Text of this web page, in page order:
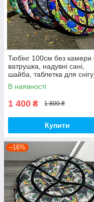
Тюбінг 100см без камери
ватрушка, надувні сані,
шайба, таблетка для
В наявності
1 400 ₴ 1 800 ₴
Купити
–16%